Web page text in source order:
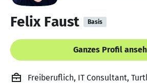
Felix Faust Basis
Ganzes Profil
Freiberuflich, IT Consultant,